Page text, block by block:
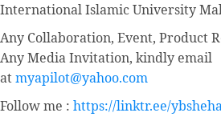
International Islamic University
Any Collaboration, Event, Product
Any Media Invitation, kindly email
atmyapilot@yahoo.com
Follow me : https://linktr.ee/